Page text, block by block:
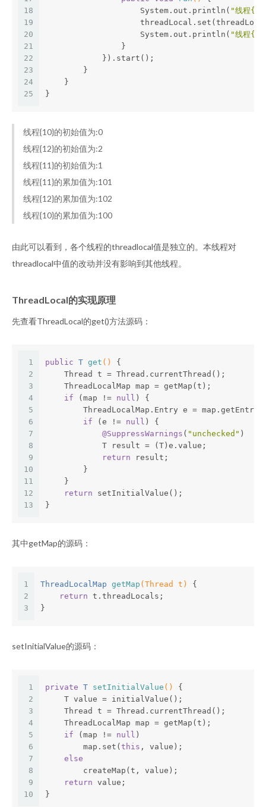
18
19
20
21
22
23
24
25
                    System.out.println(
"线程{"
                    System.out.println(
"线程{"
                }
            }).start();
        }
    }
}
线程{10}的初始值为:0
线程{12}的初始值为:2
线程{11}的初始值为:1
线程{11}的累加值为:101
线程{12}的累加值为:102
线程{10}的累加值为:100
由此可以看到，各个线程的threadlocal值是独立的。本线程对
threadlocal中值的改动并没有影响到其他线程。
ThreadLocal的实现原理
先查看ThreadLocal的get()方法源码：
1
2
3
4
5
6
7
8
9
10
11
12
13
public T get ()
{
    Thread t = Thread.currentThread();
    ThreadLocalMap map = getMap(t);
if (map != null ) {
        ThreadLocalMap.Entry e = map.getEntry(
if (e != null ) {
@SuppressWarnings ( "unchecked" )
            T result = (T)e.value;
return result;
        }
    }
return setInitialValue();
}
其中getMap的源码：
1
2
3
ThreadLocalMap getMap (Thread t)
{
return t.threadLocals;
}
setInitialValue的源码：
1
2
3
4
5
6
7
8
9
10
private T setInitialValue ()
{
    T value = initialValue();
    Thread t = Thread.currentThread();
    ThreadLocalMap map = getMap(t);
if (map != null )
        map.set(
this , value);
else
        createMap(t, value);
return value;
}